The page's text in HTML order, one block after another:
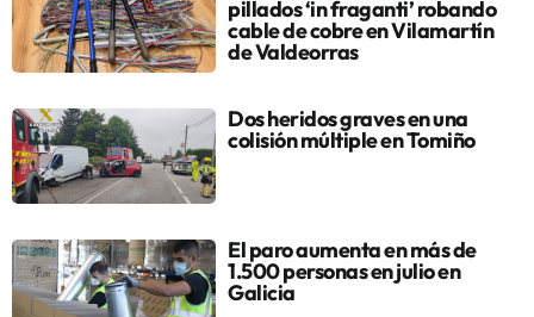
pillados ‘in fraganti’ robando
cable de cobre en Vilamartín
de Valdeorras
Dos heridos graves en una
colisión múltiple en Tomiño
El paro aumenta en más de
1.500 personas en julio en
Galicia